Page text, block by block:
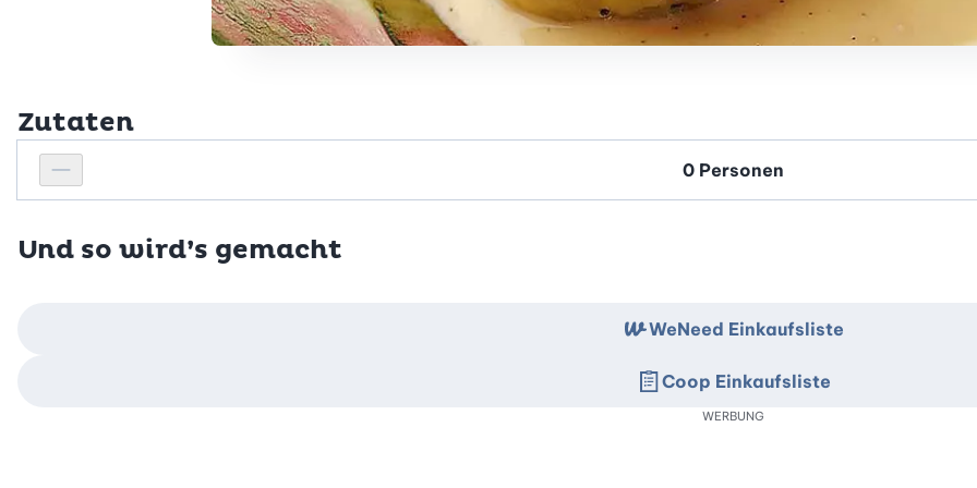
Zutaten
Personenanzahl verringern
Personenanzahl
Und so wird’s gemacht
WeNeed Einkaufsliste
Coop Einkaufsliste
WERBUNG